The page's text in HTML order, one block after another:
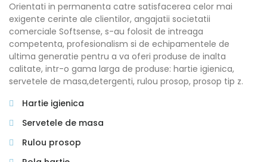
Orientati in permanenta catre satisfacerea celor mai
exigente cerinte ale clientilor, angajatii societatii
comerciale Softsense, s-au folosit de intreaga
competenta, profesionalism si de echipamentele de
ultima generatie pentru a va oferi produse de inalta
calitate, intr-o gama larga de produse: hartie igienica,
servetele de masa,detergenti, rulou prosop, prosop tip z.
Hartie igienica
Servetele de masa
Rulou prosop